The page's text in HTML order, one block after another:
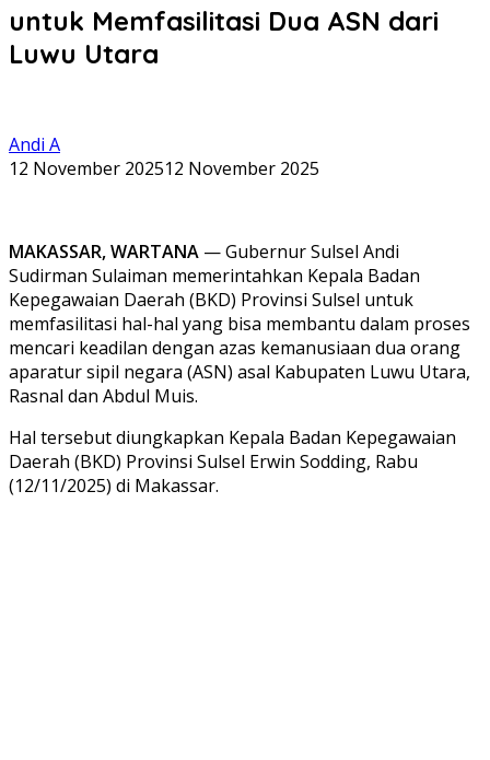
untuk Memfasilitasi Dua ASN dari
Luwu Utara
Andi A
12 November 202512 November 2025
MAKASSAR, WARTANA — Gubernur Sulsel Andi
Sudirman Sulaiman memerintahkan Kepala Badan
Kepegawaian Daerah (BKD) Provinsi Sulsel untuk
memfasilitasi hal-hal yang bisa membantu dalam proses
mencari keadilan dengan azas kemanusiaan dua orang
aparatur sipil negara (ASN) asal Kabupaten Luwu Utara,
Rasnal dan Abdul Muis.
Hal tersebut diungkapkan Kepala Badan Kepegawaian
Daerah (BKD) Provinsi Sulsel Erwin Sodding, Rabu
(12/11/2025) di Makassar.